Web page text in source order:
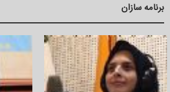
برنامه سازان